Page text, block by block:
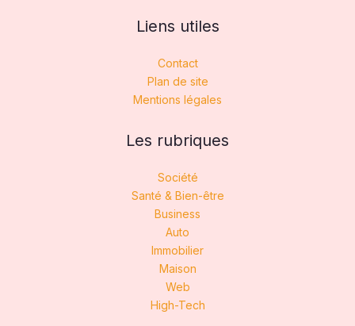
Liens utiles
Contact
Plan de site
Mentions légales
Les rubriques
Société
Santé & Bien-être
Business
Auto
Immobilier
Maison
Web
High-Tech